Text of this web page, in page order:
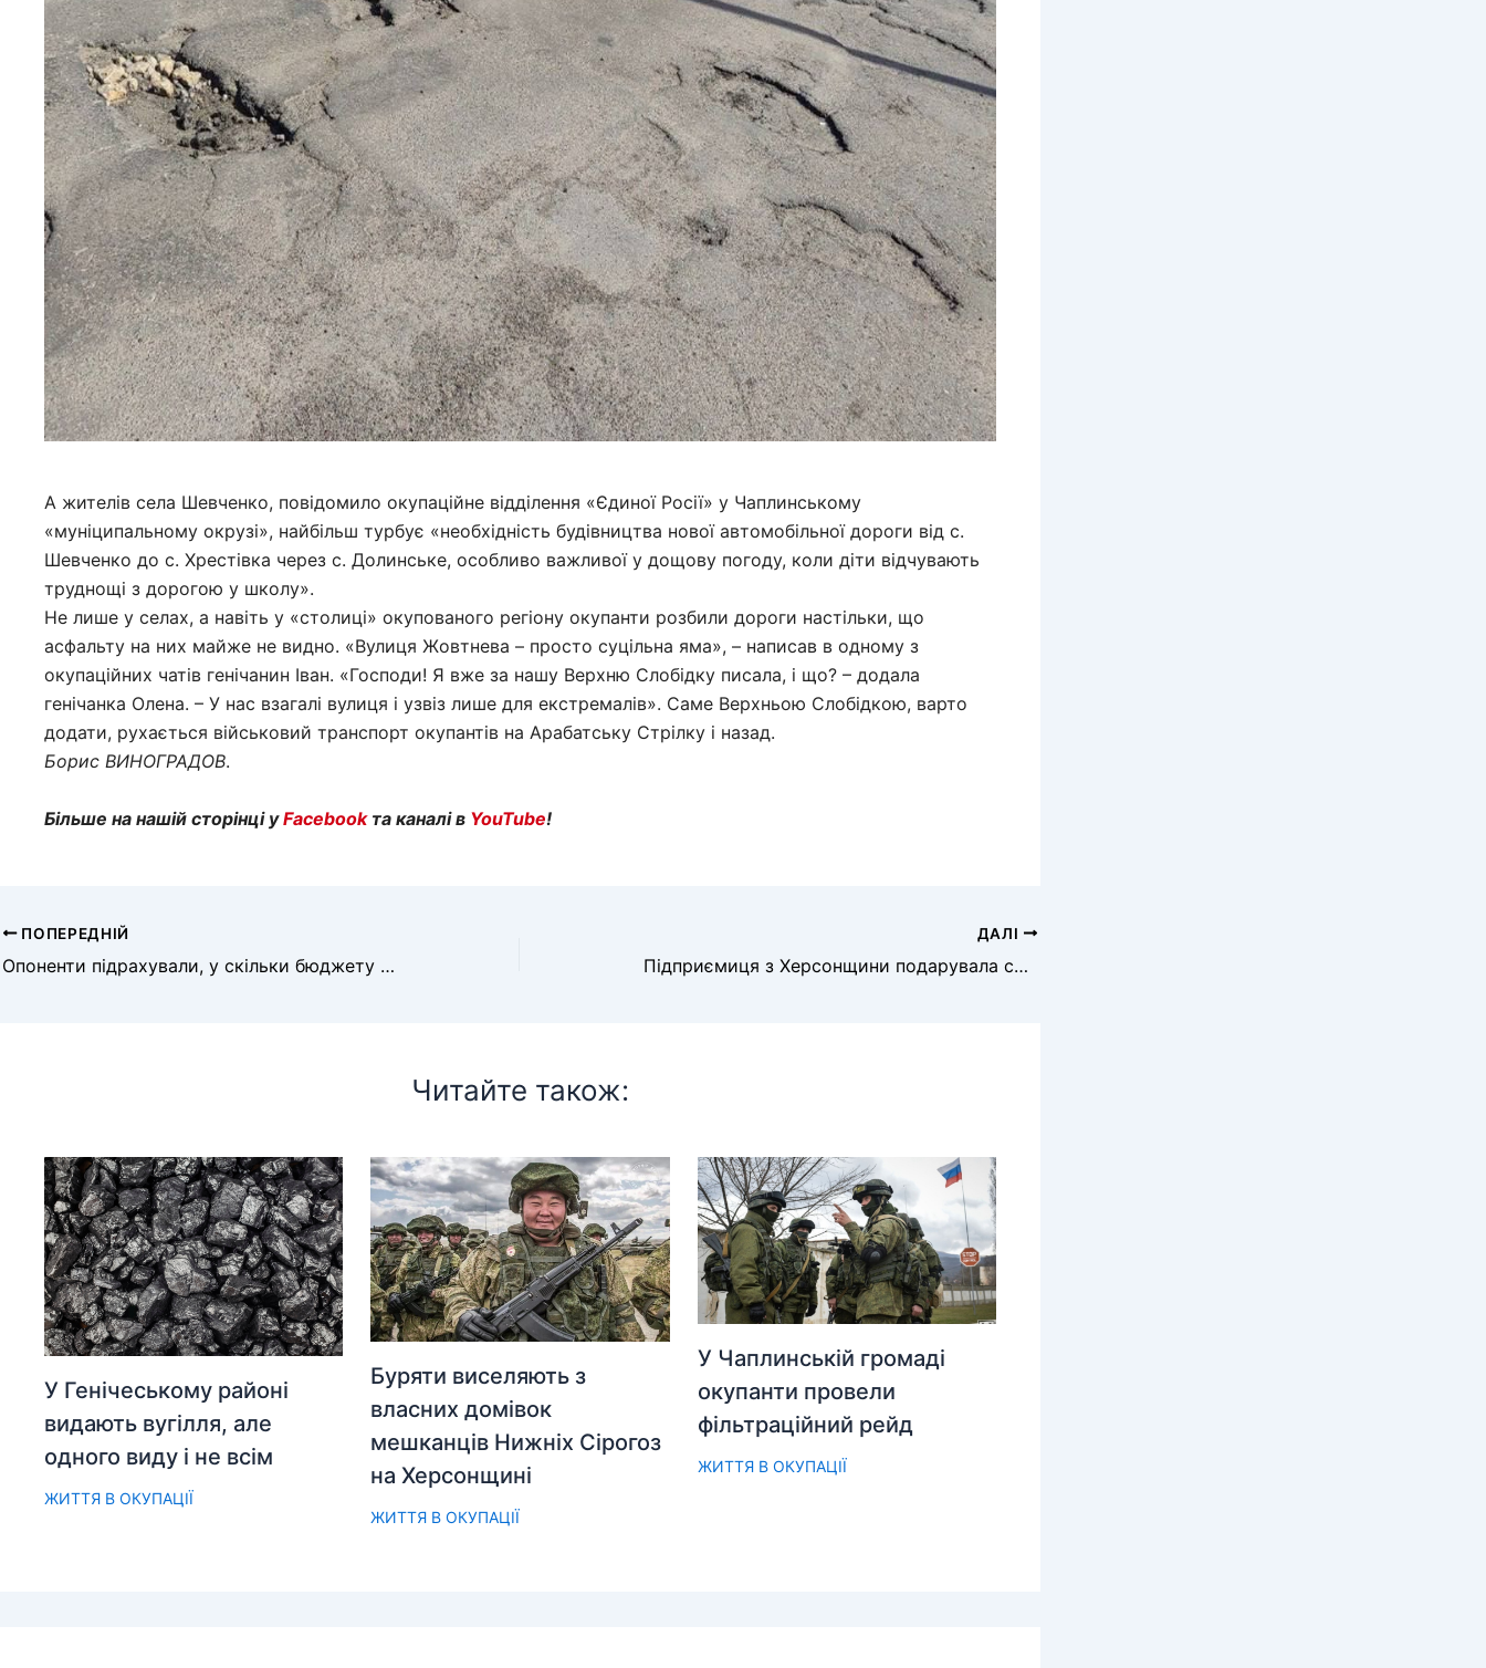
А жителів села Шевченко, повідомило окупаційне відділення «Єдиної Росії» у Чаплинському
«муніципальному окрузі», найбільш турбує «необхідність будівництва нової автомобільної дороги від с.
Шевченко до с. Хрестівка через с. Долинське, особливо важливої у дощову погоду, коли діти відчувають
труднощі з дорогою у школу».
Не лише у селах, а навіть у «столиці» окупованого регіону окупанти розбили дороги настільки, що
асфальту на них майже не видно. «Вулиця Жовтнева – просто суцільна яма», – написав в одному з
окупаційних чатів генічанин Іван. «Господи! Я вже за нашу Верхню Слобідку писала, і що? – додала
генічанка Олена. – У нас взагалі вулиця і узвіз лише для екстремалів». Саме Верхньою Слобідкою, варто
додати, рухається військовий транспорт окупантів на Арабатську Стрілку і назад.
Борис ВИНОГРАДОВ.
Більше на нашій сторінці уFacebookта каналі в YouTube!
ПОПЕРЕДНІЙ
Опоненти підрахували, у скільки бюджету обходяться поїздки Філіпчука
ДАЛІ
Підприємиця з Херсонщини подарувала смартфон хлопчику, який мешкає у дитячому закладі
Читайте також:
У Генічеському районі
видають вугілля, але
одного виду і не всім
ЖИТТЯ В ОКУПАЦІЇ
Буряти виселяють з
власних домівок
мешканців Нижніх Сірогоз
на Херсонщині
ЖИТТЯ В ОКУПАЦІЇ
У Чаплинській громаді
окупанти провели
фільтраційний рейд
ЖИТТЯ В ОКУПАЦІЇ